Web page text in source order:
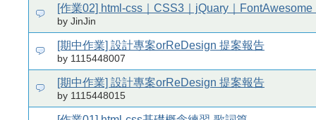
[作業02] html-css｜CSS3｜jQuary｜FontAwesome
by JinJin
[期中作業] 設計專案orReDesign 提案報告
by 1115448007
[期中作業] 設計專案orReDesign 提案報告
by 1115448015